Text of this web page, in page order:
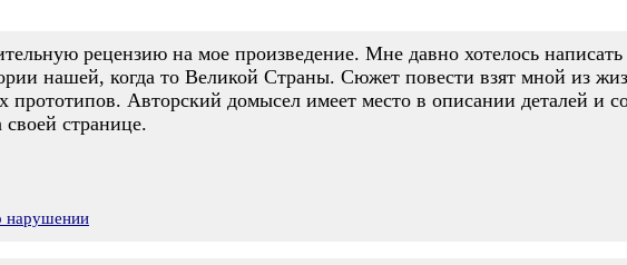
рецензию на мое произведение. Мне давно хотелось
нашей, когда то Великой Страны. Сюжет повести взят мной из
прототипов. Авторский домысел имеет место в описании деталей и
своей странице.
нарушении